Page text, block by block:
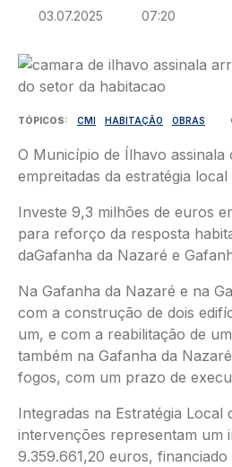
03.07.2025 07:20
Imagem
TÓPICOS CMI HABITAÇÃO OBRAS
O Município de Ílhavo assinala
empreitadas da estratégia
Investe 9,3 milhões de euros
para reforço da resposta
daGafanha da Nazaré e
Na Gafanha da Nazaré e na
com a construção de dois
um, e com a reabilitação de
também na Gafanha da
fogos, com um prazo de
Integradas na Estratégia Local
intervenções representam um
9.359.661,20 euros,